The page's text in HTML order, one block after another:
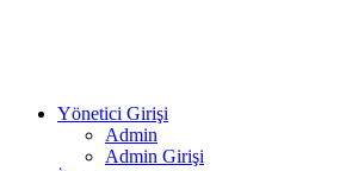
Yönetici Girişi
Admin
Admin Girişi